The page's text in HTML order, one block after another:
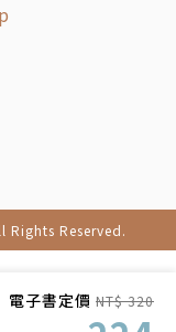
電子書定價 NT$ 320
Rights Reserved.